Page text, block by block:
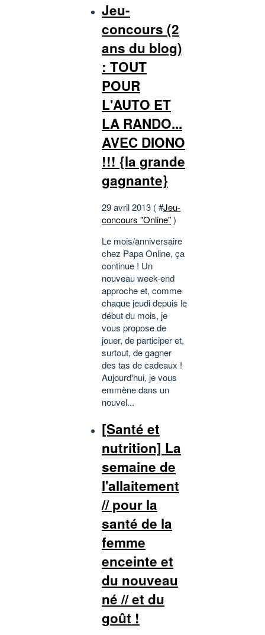
Jeu-
concours (2
ans du blog)
: TOUT
POUR
L'AUTO ET
LA RANDO...
AVEC DIONO
!!! {la grande
gagnante}
29 avril 2013 ( #Jeu-
concours "Online")
Le mois/anniversaire
chez Papa Online, ça
continue ! Un
nouveau week-end
approche et, comme
chaque jeudi depuis le
début du mois, je
vous propose de
jouer, de participer et,
surtout, de gagner
des tas de cadeaux !
Aujourd'hui, je vous
emmène dans un
nouvel...
[Santé et
nutrition] La
semaine de
l'allaitement
// pour la
santé de la
femme
enceinte et
du nouveau
né // et du
goût !